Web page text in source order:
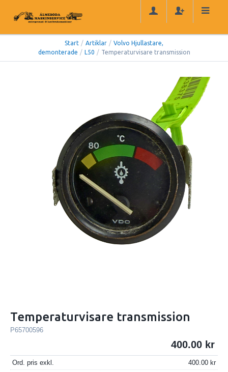
Start / Artiklar / Volvo Hjullastare,
demonterade / L50 / Temperaturvisare transmission
Temperaturvisare transmission
P65700596
400.00
Ord. pris exkl.
400.00